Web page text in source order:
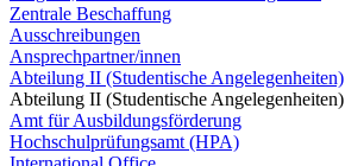
Zentrale Beschaffung
Ausschreibungen
Ansprechpartner/innen
Abteilung II (Studentische Angelegenheiten)
Abteilung II (Studentische Angelegenheiten)
Amt für Ausbildungsförderung
Hochschulprüfungsamt (HPA)